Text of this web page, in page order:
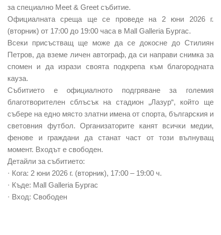
за специално Meet & Greet събитие.
Официалната среща ще се проведе на 2 юни 2026 г.
(вторник) от 17:00 до 19:00 часа в Mall Galleria Бургас.
Всеки присъстващ ще може да се докосне до Стилиян
Петров, да вземе личен автограф, да си направи снимка за
спомен и да изрази своята подкрепа към благородната
кауза.
Събитието е официалното подгряване за големия
благотворителен сблъсък на стадион „Лазур“, който ще
събере на едно място златни имена от спорта, българския и
световния футбол. Организаторите канят всички медии,
фенове и граждани да станат част от този вълнуващ
момент. Входът е свободен.
Детайли за събитието:
· Кога: 2 юни 2026 г. (вторник), 17:00 – 19:00 ч.
· Къде: Mall Galleria Бургас
· Вход: Свободен